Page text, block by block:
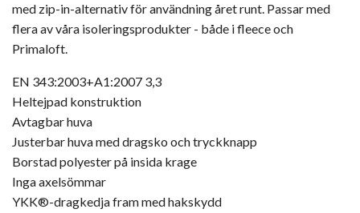
med zip-in-alternativ för användning året runt. Passar med
flera av våra isoleringsprodukter - både i fleece och
Primaloft.
EN 343:2003+A1:2007 3,3
Heltejpad konstruktion
Avtagbar huva
Justerbar huva med dragsko och tryckknapp
Borstad polyester på insida krage
Inga axelsömmar
YKK®-dragkedja fram med hakskydd